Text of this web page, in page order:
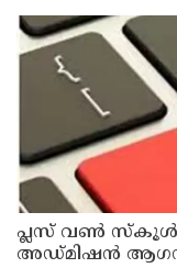
പ്ലസ് വൺ സ്‌കൂൾ/
അഡ്മിഷൻ